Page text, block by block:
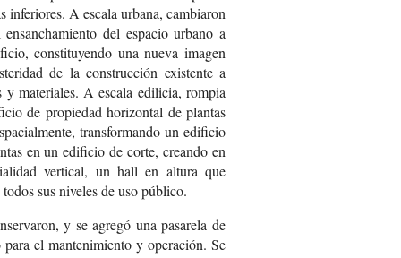
inferiores. A escala urbana, cambiaron
del espacio urbano a
constituyendo una nueva imagen
de la construcción existente a
y materiales. A escala edilicia, rompia
de propiedad horizontal de plantas
transformando un edificio
en un edificio de corte, creando en
vertical, un hall en altura que
sus niveles de uso público.
y se agregó una pasarela de
el mantenimiento y operación. Se